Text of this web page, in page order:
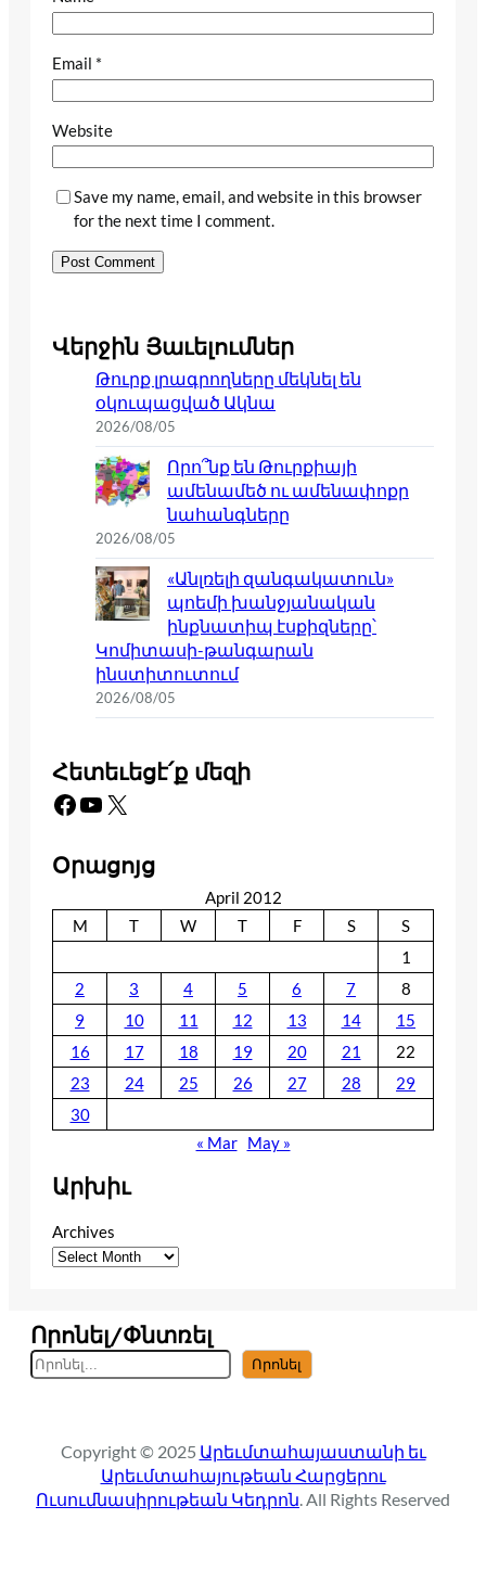
Email *
Website
Save my name, email, and website in this browser
for the next time I comment.
Վերջին Յաւելումներ
Թուրք լրագրողները մեկնել են
օկուպացված Ակնա
2026/08/05
Որո՞նք են Թուրքիայի
ամենամեծ ու ամենափոքր
նահանգները
2026/08/05
«Անլռելի զանգակատուն»
պոեմի խանջյանական
ինքնատիպ էսքիզները՝
Կոմիտասի-թանգարան
ինստիտուտում
2026/08/05
Հետեւեցէ՛ք մեզի
Facebook YouTube X
Օրացոյց
April 2012
M
T W T F S
S
1
2
3 4 5 6 7
8
9
10 11 12 13 14
15
16
17 18 19 20 21
22
23
24 25 26 27 28
29
30
« Mar May »
Արխիւ
Archives
Որոնել/Փնտռել
S
e
c
h
Որոնել
Copyright © 2025 Արեւմտահայաստանի եւ
Արեւմտահայութեան Հարցերու
Ուսումնասիրութեան Կեդրոն. All Rights Reserved